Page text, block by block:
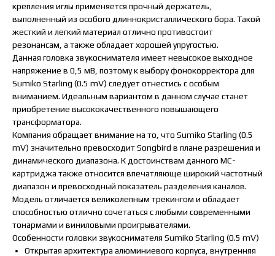
крепления иглы применяется прочный держатель,
выполненный из особого длиннокристаллического бора. Такой
жесткий и легкий материал отлично противостоит
резонансам, а также обладает хорошей упругостью.
Данная головка звукоснимателя имеет невысокое выходное
напряжение в 0,5 мВ, поэтому к выбору фонокорректора для
Sumiko Starling (0.5 mV) следует отнестись с особым
вниманием. Идеальным вариантом в данном случае станет
приобретение высококачественного повышающего
трансформатора.
Компания обращает внимание на то, что Sumiko Starling (0.5
mV) значительно превосходит Songbird в плане разрешения и
динамического диапазона. К достоинствам данного MC-
картриджа также относится впечатляюще широкий частотный
диапазон и превосходный показатель разделения каналов.
Модель отличается великолепным трекингом и обладает
способностью отлично сочетаться с любыми современными
тонармами и виниловыми проигрывателями.
Особенности головки звукоснимателя Sumiko Starling (0.5 mV)
Открытая архитектура алюминиевого корпуса, внутренняя